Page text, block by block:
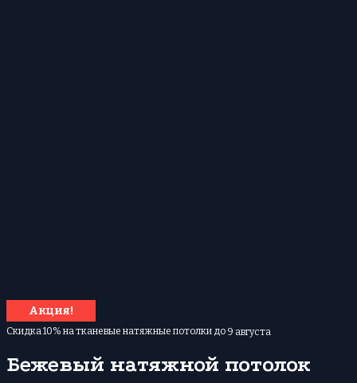
Акция!
Скидка 10% на тканевые натяжные потолки до 9 августа
Бежевый натяжной потолок